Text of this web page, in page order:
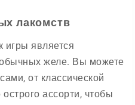
лакомств
игры является
желе. Вы можете
от классической
острого ассорти, чтобы